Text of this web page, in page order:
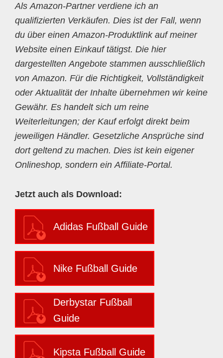
Als Amazon-Partner verdiene ich an
qualifizierten Verkäufen. Dies ist der Fall, wenn
du über einen Amazon-Produktlink auf meiner
Website einen Einkauf tätigst. Die hier
dargestellten Angebote stammen ausschließlich
von Amazon. Für die Richtigkeit, Vollständigkeit
oder Aktualität der Inhalte übernehmen wir keine
Gewähr. Es handelt sich um reine
Weiterleitungen; der Kauf erfolgt direkt beim
jeweiligen Händler. Gesetzliche Ansprüche sind
dort geltend zu machen. Dies ist kein eigener
Onlineshop, sondern ein Affiliate-Portal.
Jetzt auch als Download:
Adidas Fußball Guide
Nike Fußball Guide
Derbystar Fußball
Guide
Kipsta Fußball Guide